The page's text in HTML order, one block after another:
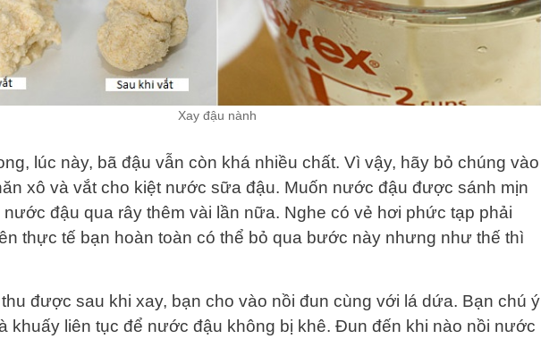
Xay đậu nành
lúc này, bã đậu vẫn còn khá nhiều chất. Vì vậy, hãy bỏ chúng vào
xô và vắt cho kiệt nước sữa đậu. Muốn nước đậu được sánh mịn
nước đậu qua rây thêm vài lần nữa. Nghe có vẻ hơi phức tạp phải
thực tế bạn hoàn toàn có thể bỏ qua bước này nhưng như thế thì
được sau khi xay, bạn cho vào nồi đun cùng với lá dứa. Bạn chú ý
khuấy liên tục để nước đậu không bị khê. Đun đến khi nào nồi nước